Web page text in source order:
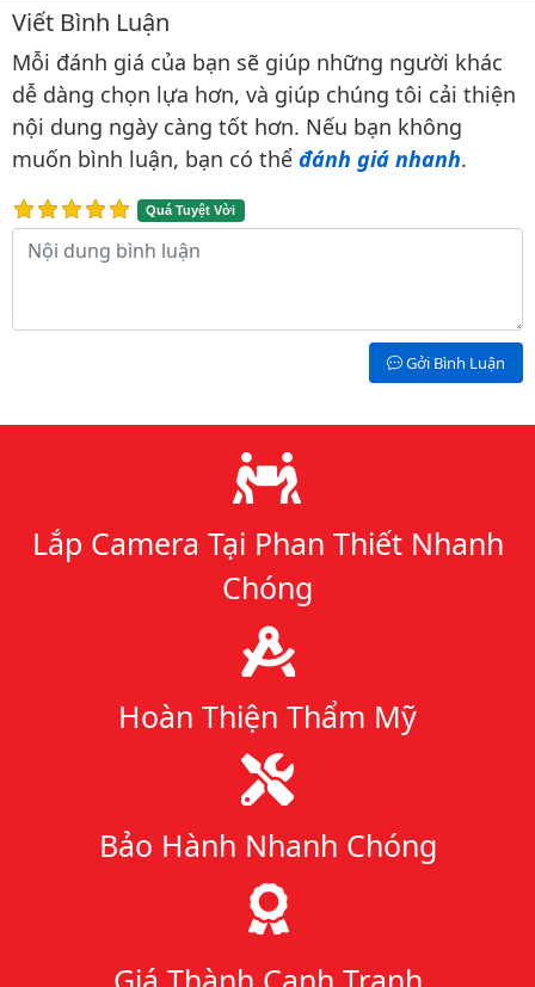
Bình luận & Đánh giá
Viết Bình Luận
Mỗi đánh giá của bạn sẽ giúp những người khác
dễ dàng chọn lựa hơn, và giúp chúng tôi cải thiện
nội dung ngày càng tốt hơn. Nếu bạn không
muốn bình luận, bạn có thể đánh giá nhanh.
Quá Tuyệt Vời
Nội dung bình luận
Gởi Bình Luận
Lý do chọn chúng tôi
Lắp Camera Tại Phan Thiết Nhanh
Chóng
Hoàn Thiện Thẩm Mỹ
Bảo Hành Nhanh Chóng